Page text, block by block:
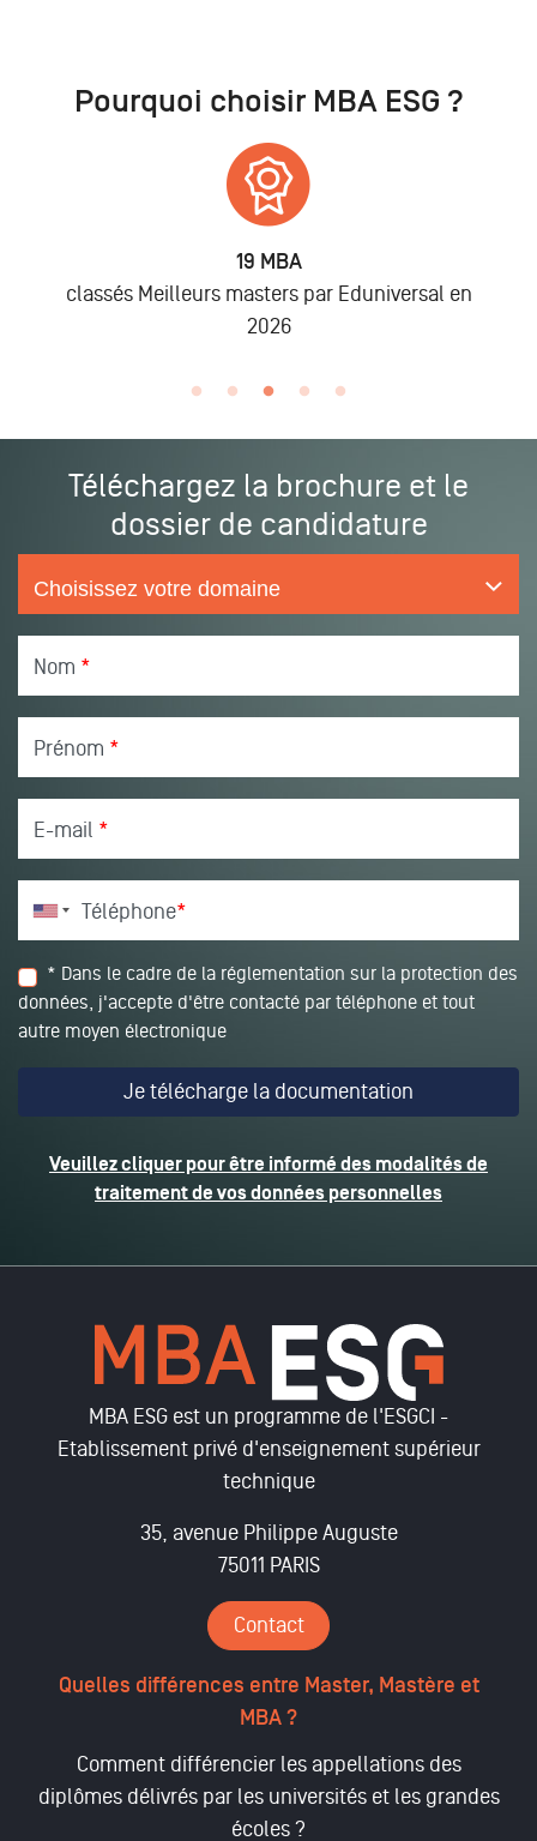
Pourquoi choisir MBA ESG ?
par Eduniversal en
lors des promo 2019
Téléchargez la brochure et le
dossier de candidature
Nom *
Prénom *
E-mail *
Téléphone*
* Dans le cadre de la réglementation sur la protection des
données, j'accepte d'être contacté par téléphone et tout
autre moyen électronique
Veuillez cliquer pour être informé des modalités de
traitement de vos données personnelles
MBA ESG est un programme de l'ESGCI -
Etablissement privé d'enseignement supérieur
technique
35, avenue Philippe Auguste
75011 PARIS
Contact
Quelles différences entre Master, Mastère et
MBA ?
Comment différencier les appellations des
diplômes délivrés par les universités et les grandes
écoles ?